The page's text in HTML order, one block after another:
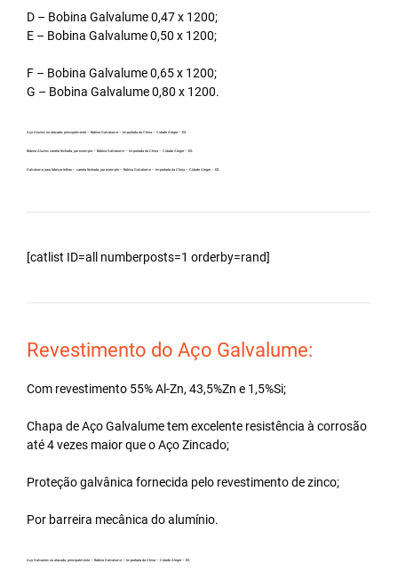
D – Bobina Galvalume 0,47 x 1200;
E – Bobina Galvalume 0,50 x 1200;
F – Bobina Galvalume 0,65 x 1200;
G – Bobina Galvalume 0,80 x 1200.
Aço Aluzinc no atacado, principalmente – Bobina Galvalume – Importada da China – Cidade Alegre – ES.
Bobina Aluzinc carreta fechada, por exemplo – Bobina Galvalume – Importada da China – Cidade Alegre – ES.
Galvalume para fabricar telhas – carreta fechada, por exemplo – Bobina Galvalume – Importada da China – Cidade Alegre – ES.
[catlist ID=all numberposts=1 orderby=rand]
Revestimento do Aço Galvalume:
Com revestimento 55% Al-Zn, 43,5%Zn e 1,5%Si;
Chapa de Aço Galvalume tem excelente resistência à corrosão
até 4 vezes maior que o Aço Zincado;
Proteção galvânica fornecida pelo revestimento de zinco;
Por barreira mecânica do alumínio.
Aço Galvanew no atacado, principalmente – Bobina Galvalume – Importada da China – Cidade Alegre – ES.